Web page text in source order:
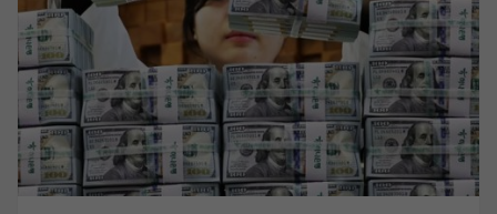
революцията, и с усилването на образователните
усилия в областта на патриотизма и революционните
традиции в страната.